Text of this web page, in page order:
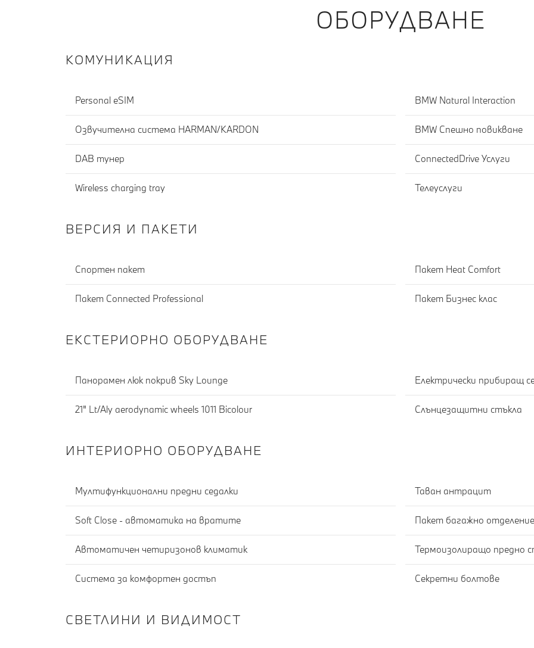
ОБОРУДВАНЕ
КОМУНИКАЦИЯ
Personal eSIM
Озвучителна система HARMAN/KARDON
DAB тунер
Wireless charging tray
BMW Natural Interaction
BMW Спешно повикване
ConnectedDrive Услуги
Телеуслуги
ВЕРСИЯ И ПАКЕТИ
Спортен пакет
Пакет Connected Professional
Пакет Heat Comfort
Пакет Бизнес клас
ЕКСТЕРИОРНО ОБОРУДВАНЕ
Панорамен люк покрив Sky Lounge
21" Lt/Aly aerodynamic wheels 1011 Bicolour
Електрически прибиращ
Слънцезащитни стъкла
ИНТЕРИОРНО ОБОРУДВАНЕ
Мултифункционални предни седалки
Soft Close - автоматика на вратите
Автоматичен четиризонов климатик
Система за комфортен достъп
Таван антрацит
Пакет багажно отделение
Термоизолиращо предно
Секретни болтове
СВЕТЛИНИ И ВИДИМОСТ